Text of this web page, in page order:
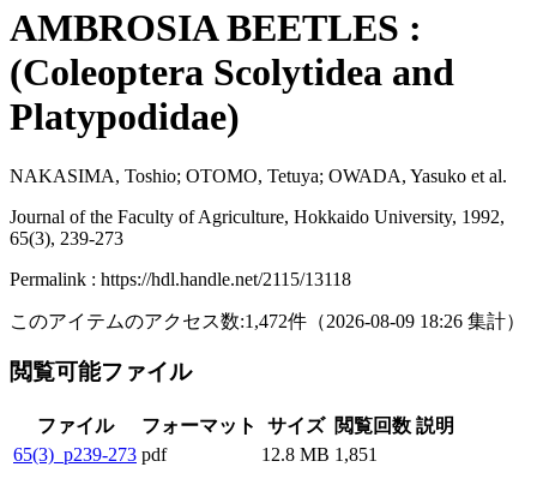
AMBROSIA BEETLES :
(Coleoptera Scolytidea and
Platypodidae)
NAKASIMA, Toshio; OTOMO, Tetuya; OWADA, Yasuko et al.
Journal of the Faculty of Agriculture, Hokkaido University, 1992,
65(3), 239-273
Permalink : https://hdl.handle.net/2115/13118
このアイテムのアクセス数:1,472件 （2026-08-09 18:26 集計）
閲覧可能ファイル
ファイル フォーマット サイズ 閲覧回数 説明
65(3)_p239-273 pdf 12.8 MB 1,851